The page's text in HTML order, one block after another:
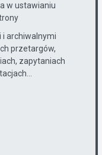
w ustawianiu
i archiwalnymi
przetargów,
zapytaniach